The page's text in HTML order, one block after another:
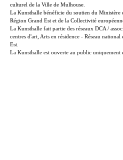
culturel de la Ville de Mulhouse.
La Kunsthalle bénéficie du soutien du Ministère
Région Grand Est et de la Collectivité
La Kunsthalle fait partie des réseaux DCA /
centres d'art, Arts en résidence - Réseau
Est.
La Kunsthalle est ouverte au public uniquement